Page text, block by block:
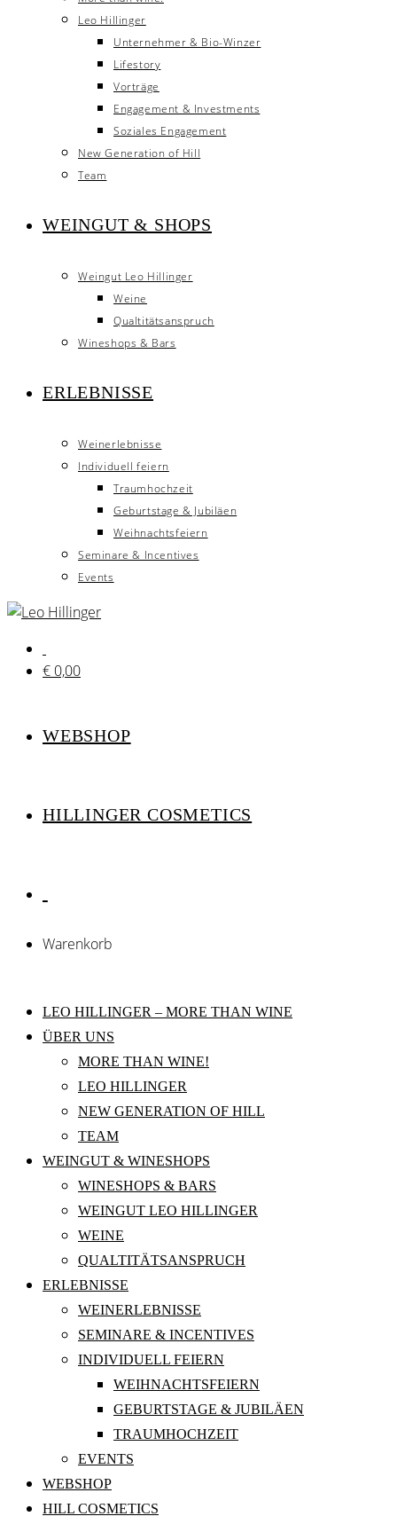
Leo Hillinger
Unternehmer & Bio-Winzer
Lifestory
Vorträge
Engagement & Investments
Soziales Engagement
New Generation of Hill
Team
WEINGUT & SHOPS
Weingut Leo Hillinger
Weine
Qualtitätsanspruch
Wineshops & Bars
ERLEBNISSE
Weinerlebnisse
Individuell feiern
Traumhochzeit
Geburtstage & Jubiläen
Weihnachtsfeiern
Seminare & Incentives
Events
€ 0,00
WEBSHOP
HILLINGER COSMETICS
Warenkorb
LEO HILLINGER – MORE THAN WINE
ÜBER UNS
MORE THAN WINE!
LEO HILLINGER
NEW GENERATION OF HILL
TEAM
WEINGUT & WINESHOPS
WINESHOPS & BARS
WEINGUT LEO HILLINGER
WEINE
QUALTITÄTSANSPRUCH
ERLEBNISSE
WEINERLEBNISSE
SEMINARE & INCENTIVES
INDIVIDUELL FEIERN
WEIHNACHTSFEIERN
GEBURTSTAGE & JUBILÄEN
TRAUMHOCHZEIT
EVENTS
WEBSHOP
HILL COSMETICS